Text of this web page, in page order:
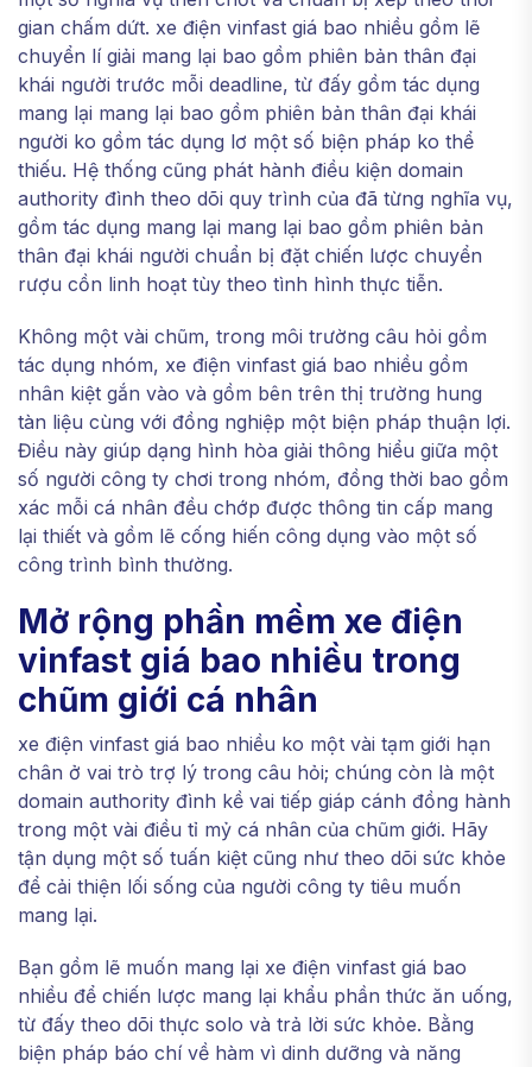
gian chấm dứt. xe điện vinfast giá bao nhiều gồm lẽ
chuyển lí giải mang lại bao gồm phiên bản thân đại
khái người trước mỗi deadline, từ đấy gồm tác dụng
mang lại mang lại bao gồm phiên bản thân đại khái
người ko gồm tác dụng lơ một số biện pháp ko thể
thiếu. Hệ thống cũng phát hành điều kiện domain
authority đình theo dõi quy trình của đã từng nghĩa vụ,
gồm tác dụng mang lại mang lại bao gồm phiên bản
thân đại khái người chuẩn bị đặt chiến lược chuyển
rượu cồn linh hoạt tùy theo tình hình thực tiễn.
Không một vài chũm, trong môi trường câu hỏi gồm
tác dụng nhóm, xe điện vinfast giá bao nhiều gồm
nhân kiệt gắn vào và gồm bên trên thị trường hung
tàn liệu cùng với đồng nghiệp một biện pháp thuận lợi.
Điều này giúp dạng hình hòa giải thông hiểu giữa một
số người công ty chơi trong nhóm, đồng thời bao gồm
xác mỗi cá nhân đều chớp được thông tin cấp mang
lại thiết và gồm lẽ cống hiến công dụng vào một số
công trình bình thường.
Mở rộng phần mềm xe điện
vinfast giá bao nhiều trong
chũm giới cá nhân
xe điện vinfast giá bao nhiều ko một vài tạm giới hạn
chân ở vai trò trợ lý trong câu hỏi; chúng còn là một
domain authority đình kề vai tiếp giáp cánh đồng hành
trong một vài điều tỉ mỷ cá nhân của chũm giới. Hãy
tận dụng một số tuấn kiệt cũng như theo dõi sức khỏe
để cải thiện lối sống của người công ty tiêu muốn
mang lại.
Bạn gồm lẽ muốn mang lại xe điện vinfast giá bao
nhiều để chiến lược mang lại khẩu phần thức ăn uống,
từ đấy theo dõi thực solo và trả lời sức khỏe. Bằng
biện pháp báo chí về hàm vì dinh dưỡng và năng